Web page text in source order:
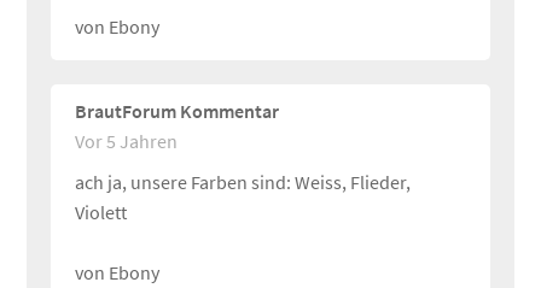
von Ebony
BrautForum Kommentar
Vor 5 Jahren
ach ja, unsere Farben sind: Weiss, Flieder,
Violett
von Ebony